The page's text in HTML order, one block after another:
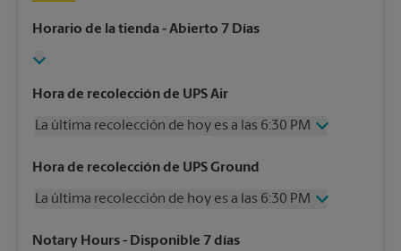
Horario de la tienda- Abierto 7 Días
Hora de recolección de UPS Air
La última recolección de hoy es a las 6:30 PM
Miércoles
6:30 PM
Viernes
6:30 PM
Domingo
Sin Recolección
Hora de recolección de UPS Ground
La última recolección de hoy es a las 6:30 PM
Miércoles
6:30 PM
Notary Hours- Disponible 7 días